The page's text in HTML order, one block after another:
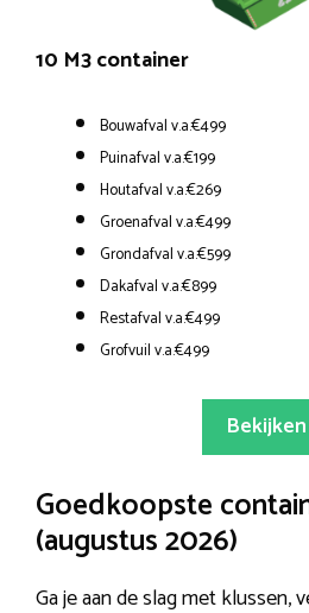
10 M3 container
Bouwafval v.a.€499
Puinafval v.a.€199
Houtafval v.a.€269
Groenafval v.a.€499
Grondafval v.a.€599
Dakafval v.a.€899
Restafval v.a.€499
Grofvuil v.a.€499
Bekijken
Goedkoopste
(augustus 2026)
Ga je aan de slag met klussen,